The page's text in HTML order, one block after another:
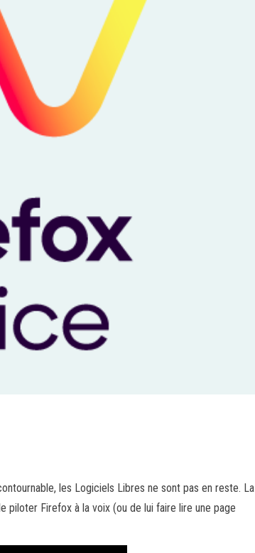
les Logiciels Libres ne sont pas en reste. La
piloter Firefox à la voix (ou de lui faire lire une page